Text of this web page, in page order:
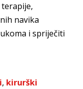
navika
i spriječiti
, kirurški